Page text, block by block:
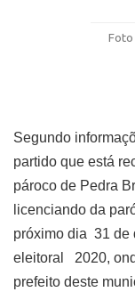
Foto
Segundo
partido que está
pároco de Pedra
licenciando da
próximo dia 31 de
eleitoral 2020,
prefeito deste